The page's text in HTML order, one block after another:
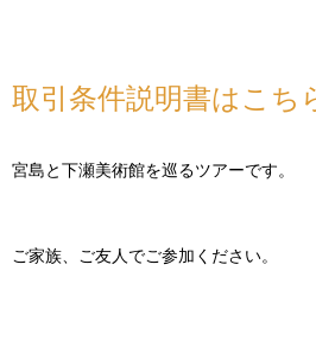
取引条件説明書はこち
宮島と下瀬美術館を巡るツアーです。
ご家族、ご友人でご参加ください。